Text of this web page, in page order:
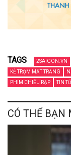
TAGS 2SAIGON.VN
KẺ TRỘM MẶT TRĂNG
PHIM CHIẾU RẠP
TIN
CÓ THỂ BẠN